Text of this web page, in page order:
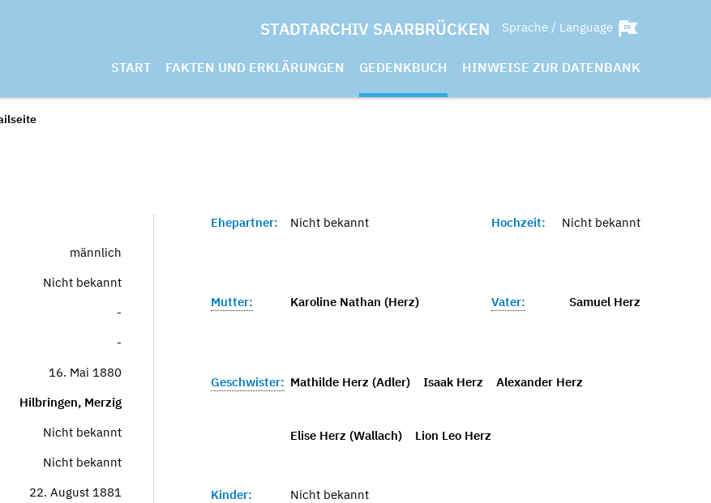
STADTARCHIV SAARBRÜCKEN Sprache / Language
START FAKTEN UND ERKLÄRUNGEN GEDENKBUCH HINWEISE ZUR DATENBANK
männlich
Nicht bekannt
-
-
16. Mai 1880
Hilbringen, Merzig
Nicht bekannt
Nicht bekannt
22. August 1881
Ehepartner: Nicht bekannt Hochzeit: Nicht bekannt
Mutter: Karoline Nathan (Herz) Vater: Samuel Herz
Geschwister: Mathilde Herz (Adler) Isaak Herz Alexander Herz
Elise Herz (Wallach) Lion Leo Herz
Kinder: Nicht bekannt